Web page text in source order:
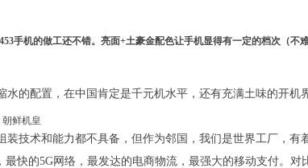
手机的做工还不错。亮面+土豪金配色让手机显得有一定的档次（不
水的配置，在中国肯定是千元机水平，还有充满土味的开机
装技术和能力都不具备，但作为邻国，我们是世界工厂，有
快的5G网络，最发达的电商物流，最强大的移动支付。对